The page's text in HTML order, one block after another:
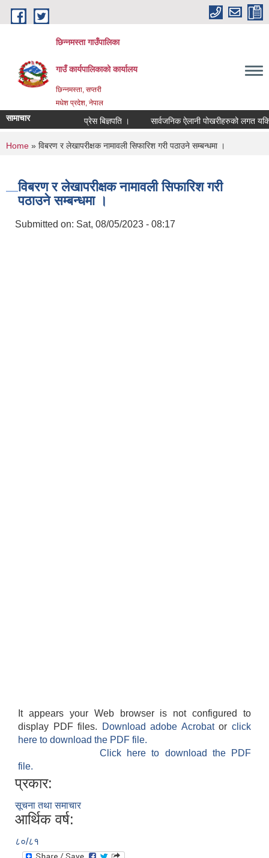
Skip to main content
छिन्नमस्ता गाउँपालिका
गाउँ कार्यपालिकाको कार्यालय
छिन्नमस्ता, सप्तरी
मधेश प्रदेश, नेपाल
सामाचार प्रेस बिज्ञपति । सार्वजनिक ऐलानी पोखरीहरुको लगत
You are here
Home » विबरण र लेखापरीक्षक नामावली सिफारिश गरी पठाउने सम्बन्धमा ।
विबरण र लेखापरीक्षक नामावली सिफारिश गरी
पठाउने सम्बन्धमा ।
Submitted on: Sat, 08/05/2023 - 08:17
It appears your Web browser is not configured to
display PDF files.
Download adobe Acrobatorclick
here to download the PDF file.
Click here to download the PDF
file.
प्रकार:
सूचना तथा समाचार
आर्थिक वर्ष:
८०/८१